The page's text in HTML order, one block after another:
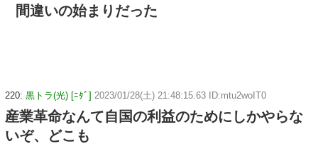
間違いの始まりだった
220: 黒トラ(光) [ﾆﾀﾞ] 2023/01/28(土) 21:48:15.63 ID:mtu2woIT0
産業革命なんて自国の利益のためにしかやらな
いぞ、どこも